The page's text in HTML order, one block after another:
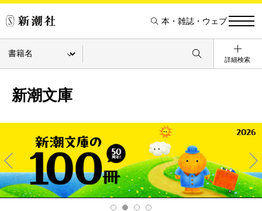
本・雑誌・ウェブ
詳細検索
新潮文庫
Pre
v
Ne
xt